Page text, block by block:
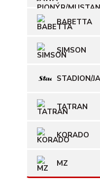
BABETTA
SIMSON
STADION/
TATRAN
KORADO
MZ